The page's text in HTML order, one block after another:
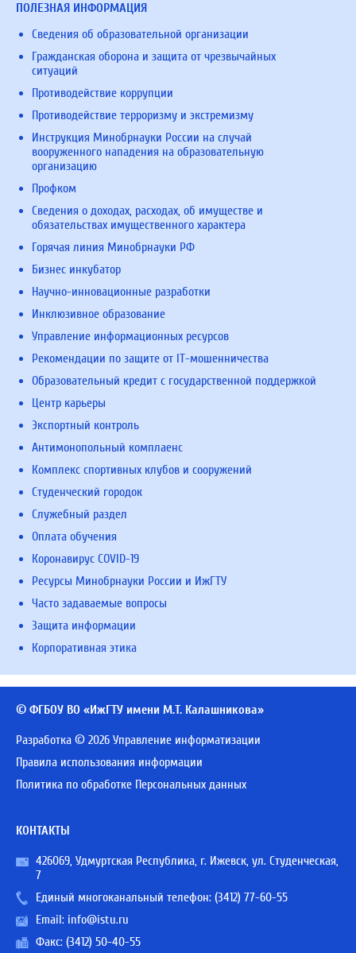
ПОЛЕЗНАЯ ИНФОРМАЦИЯ
Сведения об образовательной организации
Гражданская оборона и защита от чрезвычайных
ситуаций
Противодействие коррупции
Противодействие терроризму и экстремизму
Инструкция Минобрнауки России на случай
вооруженного нападения на образовательную
организацию
Профком
Сведения о доходах, расходах, об имуществе и
обязательствах имущественного характера
Горячая линия Минобрнауки РФ
Бизнес инкубатор
Научно-инновационные разработки
Инклюзивное образование
Управление информационных ресурсов
Рекомендации по защите от IT-мошенничества
Образовательный кредит с государственной поддержкой
Центр карьеры
Экспортный контроль
Антимонопольный комплаенс
Комплекс спортивных клубов и сооружений
Студенческий городок
Служебный раздел
Оплата обучения
Коронавирус COVID-19
Ресурсы Минобрнауки России и ИжГТУ
Часто задаваемые вопросы
Защита информации
Корпоративная этика
© ФГБОУ ВО «ИжГТУ имени М.Т. Калашникова»
Разработка © 2026 Управление информатизации
Правила использования информации
Политика по обработке Персональных данных
КОНТАКТЫ
426069, Удмуртская Республика, г. Ижевск, ул. Студенческая,
7
Единый многоканальный телефон: (3412) 77-60-55
Email: info@istu.ru
Факс: (3412) 50-40-55